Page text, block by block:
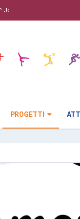
Orienteering5^
PROGETTI